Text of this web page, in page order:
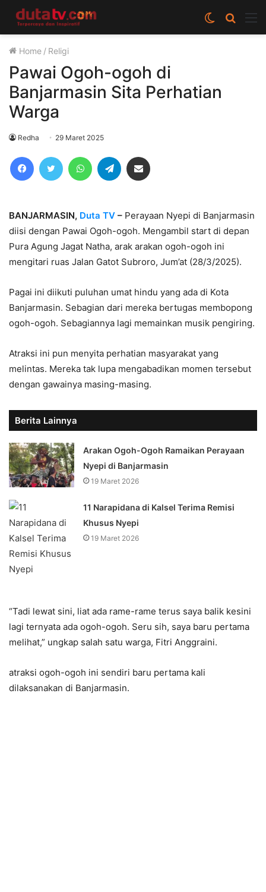
Cari
berita
Switch
skin
Home / Religi
Pawai Ogoh-ogoh di
Banjarmasin Sita Perhatian
Warga
Redha 29 Maret 2025
FacebookTwitter WhatsAppTelegram
BANJARMASIN, Duta TV – Perayaan Nyepi di Banjarmasin
diisi dengan Pawai Ogoh-ogoh. Mengambil start di depan
Pura Agung Jagat Natha, arak arakan ogoh-ogoh ini
mengitari ruas Jalan Gatot Subroro, Jum’at (28/3/2025).
Pagai ini diikuti puluhan umat hindu yang ada di Kota
Banjarmasin. Sebagian dari mereka bertugas membopong
ogoh-ogoh. Sebagiannya lagi memainkan musik pengiring.
Atraksi ini pun menyita perhatian masyarakat yang
melintas. Mereka tak lupa mengabadikan momen tersebut
dengan gawainya masing-masing.
Berita Lainnya
Arakan Ogoh-Ogoh Ramaikan Perayaan
Nyepi di Banjarmasin
19 Maret 2026
11 Narapidana di Kalsel Terima Remisi
Khusus Nyepi
19 Maret 2026
“Tadi lewat sini, liat ada rame-rame terus saya balik kesini
lagi ternyata ada ogoh-ogoh. Seru sih, saya baru pertama
melihat,” ungkap salah satu warga, Fitri Anggraini.
atraksi ogoh-ogoh ini sendiri baru pertama kali
dilaksanakan di Banjarmasin.